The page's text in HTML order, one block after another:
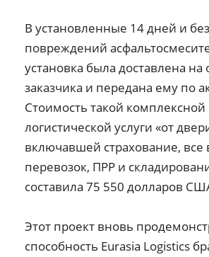
В установленные 14 дней и без
повреждений
установка была доставлена на
заказчика и передана ему по
Стоимость такой комплексной
логистической услуги «от
включавшей страхование, все
перевозок, ПРР и
составила 75 550 долларов
Этот проект вновь
способность Eurasia Logistics